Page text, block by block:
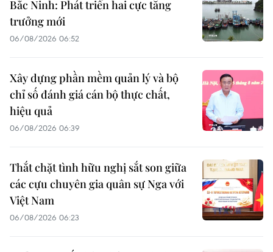
Bắc Ninh: Phát triển hai cực tăng
trưởng mới
06/08/2026 06:52
Xây dựng phần mềm quản lý và bộ
chỉ số đánh giá cán bộ thực chất,
hiệu quả
06/08/2026 06:39
Thắt chặt tình hữu nghị sắt son giữa
các cựu chuyên gia quân sự Nga với
Việt Nam
06/08/2026 06:23